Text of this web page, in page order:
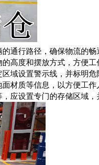
通行路径，确保物流的畅
高度和摆放方式，方便工
域设置警示线，并标明
材质等信息，以方便工作
应设置专门的存储区域